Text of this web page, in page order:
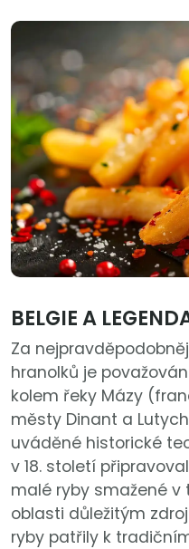
BELGIE A
Za
hranolků je
kolem řeky Mázy
městy Dinant a
uváděné historické
v 18. století
malé ryby smažené v
oblasti důležitým
ryby patřily k